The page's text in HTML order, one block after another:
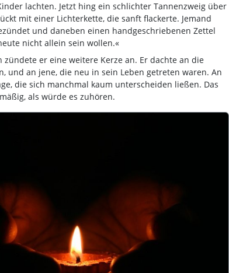
lachten. Jetzt hing ein schlichter Tannenzweig über
mit einer Lichterkette, die sanft flackerte. Jemand
und daneben einen handgeschriebenen Zettel
nicht allein sein wollen.«
zündete er eine weitere Kerze an. Er dachte an die
und an jene, die neu in sein Leben getreten waren. An
die sich manchmal kaum unterscheiden ließen. Das
als würde es zuhören.